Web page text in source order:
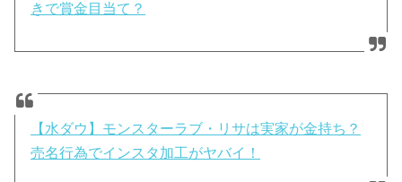
きで賞金目当て？
【水ダウ】モンスターラブ・リサは実家が金持ち？
売名行為でインスタ加工がヤバイ！